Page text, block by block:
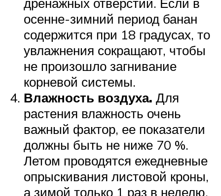
осенне-зимний период банан
содержится при 18 градусах, то
увлажнения сокращают, чтобы
не произошло загнивание
корневой системы.
Влажность воздуха. Для
растения влажность очень
важный фактор, ее показатели
должны быть не ниже 70 %.
Летом проводятся ежедневные
опрыскивания листовой кроны,
а зимой только 1 раз в неделю.